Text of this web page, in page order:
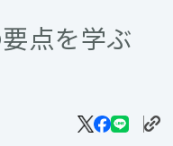
点を学ぶ